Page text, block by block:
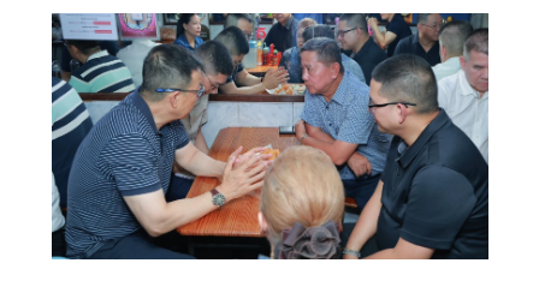
ผิดดำเนินการตามกฎหมายทันที